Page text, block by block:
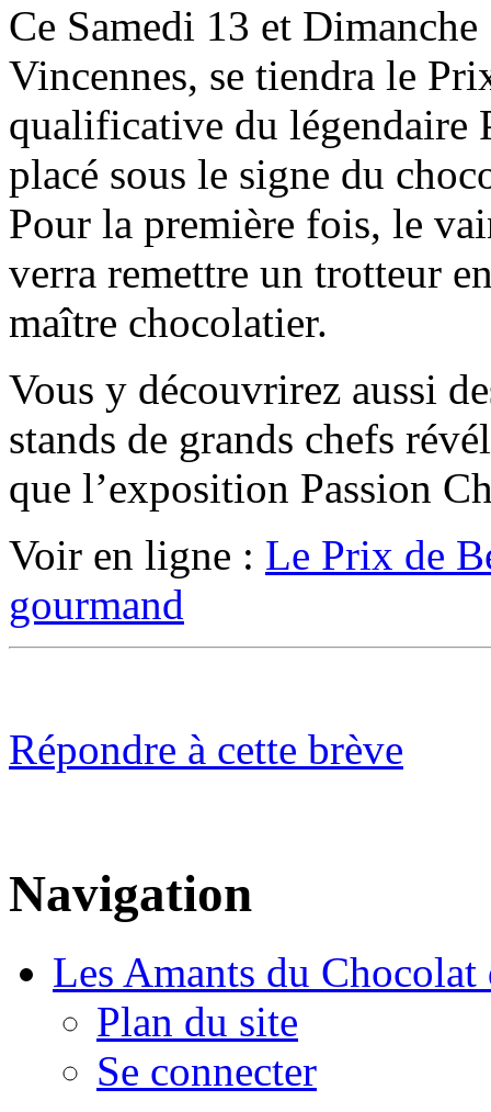
Ce Samedi 13 et
Vincennes, se tiendra le
qualificative du légendaire
placé sous le signe du
Pour la première fois, le
verra remettre un trotteur
maître chocolatier.
Vous y découvrirez aussi
stands de grands chefs
que l’exposition Passion
Voir en ligne : Le Prix de
gourmand
Répondre à cette brève
Navigation
Les Amants du
Plan du site
Se connecter